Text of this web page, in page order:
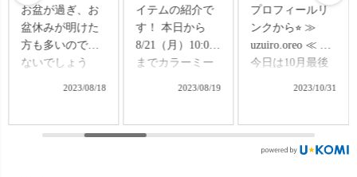
イテムの紹介で
す！ 本日から
8/21（月）10:00
までカラーミー
この機会に気に
2023/08/19
プロフィールリ
ンクから⭐︎ ≫
uzuiro.oreo ≪
今日は10月最後
さが、まだ残る
2023/10/31
物に出かけたん
だけど、今の時
期って、買い物
行っても何買っ
ね。」 今日の勤
務中、そんな会
2024/01/09